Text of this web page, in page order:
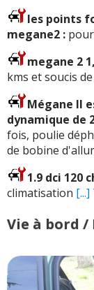
les points
megane2 :
megane 2
kms et soucis
Mégane II
dynamique de
fois, poulie
de bobine
1.9 dci 120
climatisation
Vie à bord